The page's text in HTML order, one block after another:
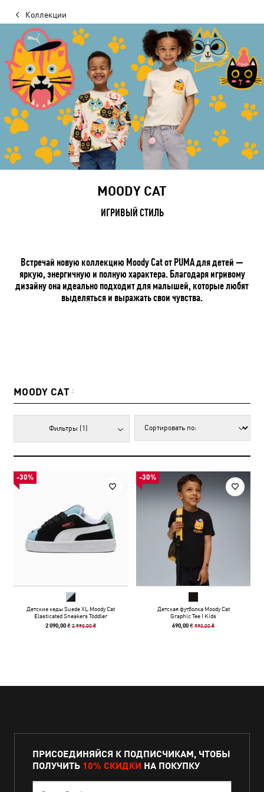
Коллекции
MOODY CAT
ИГРИВЫЙ СТИЛЬ
Встречай новую коллекцию Moody Cat от PUMA для детей —
яркую, энергичную и полную характера. Благодаря игривому
дизайну она идеально подходит для малышей, которые любят
выделяться и выражать свои чувства.
MOODY CAT 2
Фильтры (1)
-30%
Детские кеды Suede XL Moody Cat
Elasticated Sneakers Toddler
2 090,00 ₴2 990,00 ₴
-30%
Детская футболка Moody Cat
Graphic Tee I Kids
690,00 ₴990,00 ₴
ПРИСОЕДИНЯЙСЯ К ПОДПИСЧИКАМ, ЧТОБЫ
ПОЛУЧИТЬ 10% СКИДКИ НА ПОКУПКУ